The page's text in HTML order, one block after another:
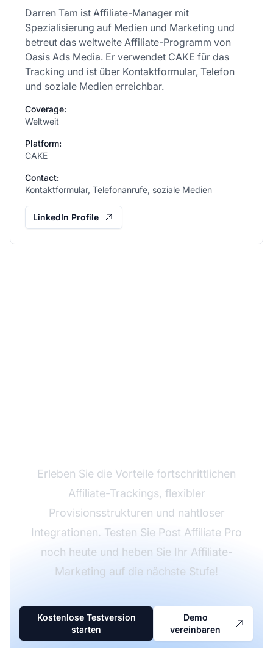
Darren Tam ist Affiliate-Manager mit
Spezialisierung auf Medien und Marketing und
betreut das weltweite Affiliate-Programm von
Oasis Ads Media. Er verwendet CAKE für das
Tracking und ist über Kontaktformular, Telefon
und soziale Medien erreichbar.
Coverage:
Weltweit
Platform:
CAKE
Contact:
Kontaktformular, Telefonanrufe, soziale Medien
LinkedIn Profile
Erleben Sie die Vorteile fortschrittlichen
Affiliate-Trackings, flexibler
Provisionsstrukturen und nahtloser
Integrationen. Testen Sie Post Affiliate Pro
noch heute und heben Sie Ihr Affiliate-
Marketing auf die nächste Stufe!
Kostenlose Testversion
starten
Demo
vereinbaren